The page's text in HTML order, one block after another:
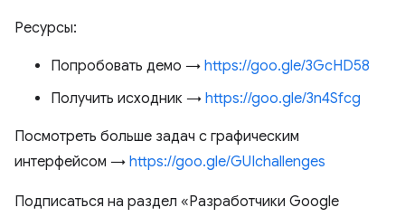
Ресурсы:
Попробовать демо → https://goo.gle/3GcHD58
Получить исходник → https://goo.gle/3n4Sfcg
Посмотреть больше задач с графическим
интерфейсом → https://goo.gle/GUIchallenges
Подписаться на раздел «Разработчики Google